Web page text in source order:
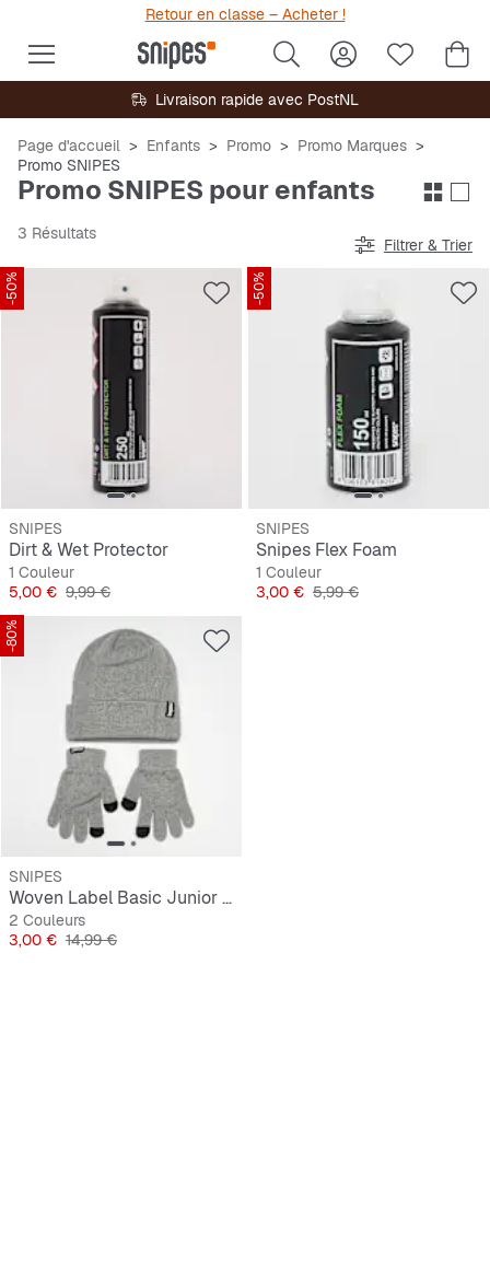
Retour en classe – Acheter !
Livraison rapide avec PostNL
Page d'accueil Enfants Promo
Promo Marques
Promo SNIPES
Promo SNIPES pour enfants
3 Résultats
Filtrer & Trier
-50%
SNIPES
Dirt & Wet Protector
1 Couleur
Prix
5,00 € Prix original
9,99 €
-50%
SNIPES
Snipes Flex Foam
1 Couleur
Prix
3,00 € Prix original
5,99 €
-80%
SNIPES
Woven Label Basic Junior Knit Set navy
2 Couleurs
Prix
3,00 € Prix original
14,99 €